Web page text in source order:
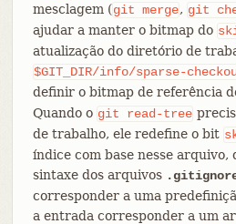
mesclagem (git merge, git
ajudar a manter o bitmap do
atualização do diretório de
$GIT_DIR/info/sparse-
definir o bitmap de referência
Quando o git read-tree
de trabalho, ele redefine o bit
índice com base nesse arquivo,
sintaxe dos arquivos
corresponder a uma
a entrada corresponder a um